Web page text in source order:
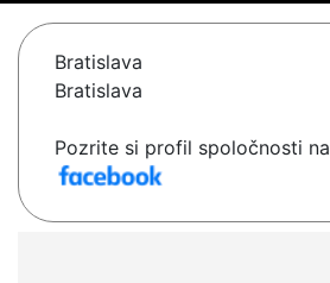
Bratislava
Bratislava
Pozrite si profil spoločnosti na